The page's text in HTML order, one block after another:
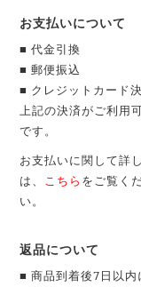
お支払いについて
■ 代金引換
■ 郵便振込
■ クレジットカード
上記の決済がご利用
です。
お支払いに関して詳
は、 こちら をご覧く
い。
返品について
■ 商品到着後7日以